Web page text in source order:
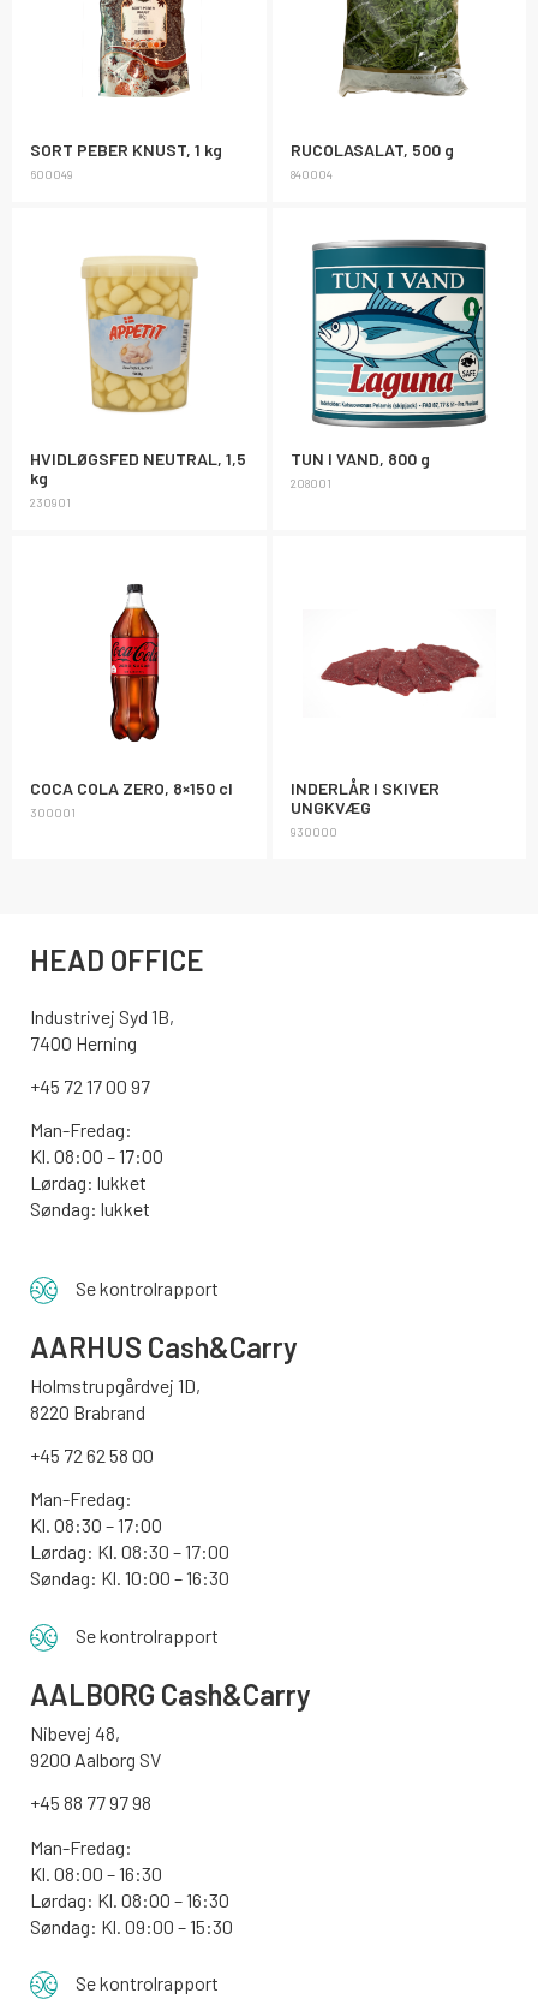
SORT PEBER KNUST, 1 kg
600049
RUCOLASALAT, 500 g
840004
HVIDLØGSFED NEUTRAL, 1,5
kg
230901
TUN I VAND, 800 g
208001
COCA COLA ZERO, 8×150 cl
300001
INDERLÅR I SKIVER
UNGKVÆG
930000
HEAD OFFICE
Industrivej Syd 1B,
7400 Herning
+45 72 17 00 97
Man-Fredag:
Kl. 08:00 – 17:00
Lørdag: lukket
Søndag: lukket
Se kontrolrapport
AARHUS Cash&Carry
Holmstrupgårdvej 1D,
8220 Brabrand
+45 72 62 58 00
Man-Fredag:
Kl. 08:30 – 17:00
Lørdag: Kl. 08:30 – 17:00
Søndag: Kl. 10:00 – 16:30
Se kontrolrapport
AALBORG Cash&Carry
Nibevej 48,
9200 Aalborg SV
+45 88 77 97 98
Man-Fredag:
Kl. 08:00 – 16:30
Lørdag: Kl. 08:00 – 16:30
Søndag: Kl. 09:00 – 15:30
Se kontrolrapport